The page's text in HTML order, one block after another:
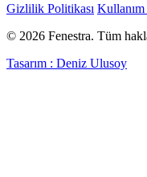
Gizlilik Politikası Kullanım
© 2026 Fenestra. Tüm
Tasarım : Deniz Ulusoy